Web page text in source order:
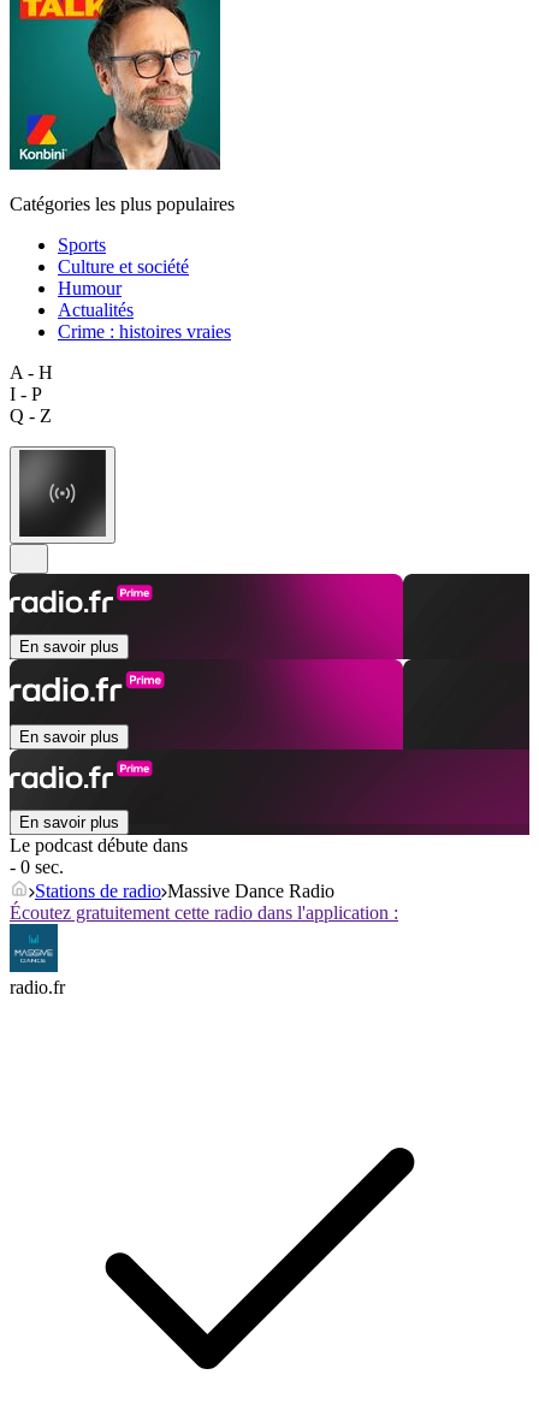
Catégories les plus populaires
Sports
Culture et société
Humour
Actualités
Crime : histoires vraies
A - H
I - P
Q - Z
En savoir plus
En savoir plus
En savoir plus
Le podcast débute dans
- 0 sec.
Stations de radio Massive Dance Radio
Écoutez gratuitement cette radio dans l'application :
radio.fr